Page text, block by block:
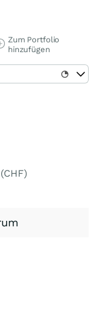
Zum Portfolio
hinzufügen